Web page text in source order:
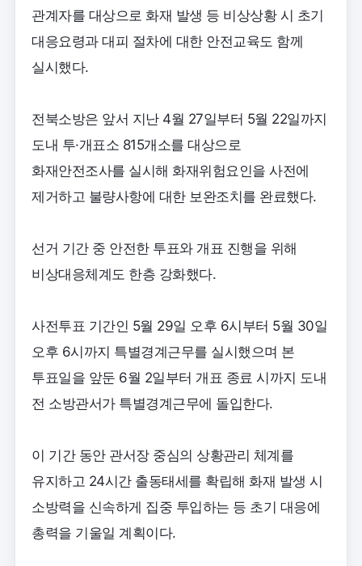
관계자를 대상으로 화재 발생 등 비상상황 시 초기
대응요령과 대피 절차에 대한 안전교육도 함께
실시했다.
전북소방은 앞서 지난 4월 27일부터 5월 22일까지
도내 투·개표소 815개소를 대상으로
화재안전조사를 실시해 화재위험요인을 사전에
제거하고 불량사항에 대한 보완조치를 완료했다.
선거 기간 중 안전한 투표와 개표 진행을 위해
비상대응체계도 한층 강화했다.
사전투표 기간인 5월 29일 오후 6시부터 5월 30일
오후 6시까지 특별경계근무를 실시했으며 본
투표일을 앞둔 6월 2일부터 개표 종료 시까지 도내
전 소방관서가 특별경계근무에 돌입한다.
이 기간 동안 관서장 중심의 상황관리 체계를
유지하고 24시간 출동태세를 확립해 화재 발생 시
소방력을 신속하게 집중 투입하는 등 초기 대응에
총력을 기울일 계획이다.